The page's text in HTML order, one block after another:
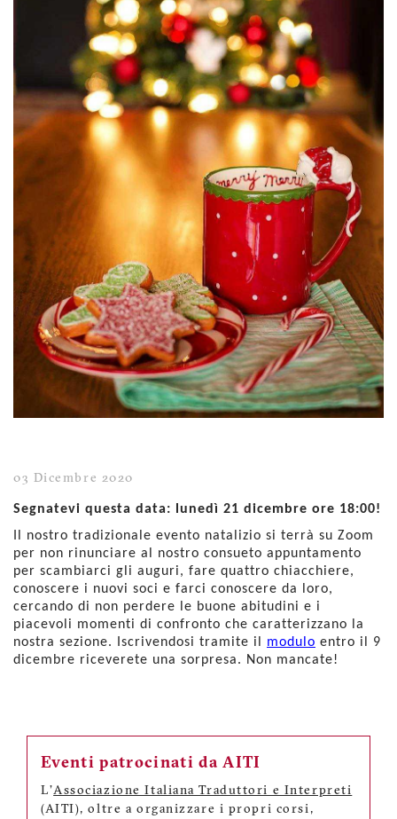
03 Dicembre 2020
Segnatevi questa data: lunedì 21 dicembre ore 18:00!
Il nostro tradizionale evento natalizio si terrà su Zoom
per non rinunciare al nostro consueto appuntamento
per scambiarci gli auguri, fare quattro chiacchiere,
conoscere i nuovi soci e farci conoscere da loro,
cercando di non perdere le buone abitudini e i
piacevoli momenti di confronto che caratterizzano la
nostra sezione. Iscrivendosi tramite il modulo entro il 9
dicembre riceverete una sorpresa. Non mancate!
Eventi patrocinati da AITI
L'Associazione Italiana Traduttori e Interpreti
(AITI), oltre a organizzare i propri corsi,